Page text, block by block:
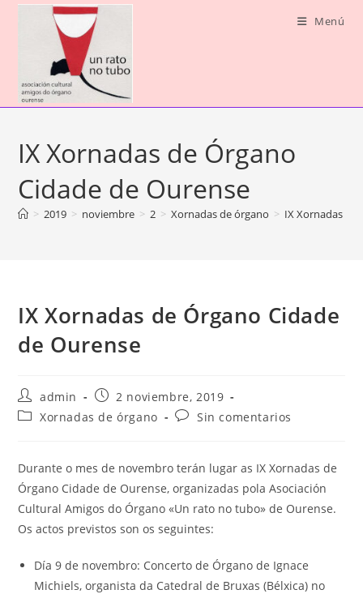
Menú
IX Xornadas de Órgano
Cidade de Ourense
> 2019 > noviembre > 2 > Xornadas de órgano > IX Xornadas de
IX Xornadas de Órgano Cidade
de Ourense
Autor
de
la
admin
Publicación
de
la
2 noviembre, 2019
Categoría
entrada:
Xornadas de órgano
Comentarios
entrada:
Sin comentarios
Durante o mes de novembro terán lugar as IX Xornadas de
Órgano Cidade de Ourense, organizadas pola Asociación
Cultural Amigos do Órgano «Un rato no tubo» de Ourense.
Os actos previstos son os seguintes:
Día 9 de novembro: Concerto de Órgano de Ignace
Michiels, organista da Catedral de Bruxas (Bélxica) no